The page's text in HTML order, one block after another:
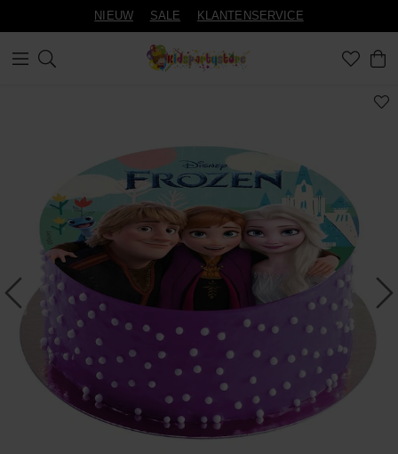
NIEUW SALE KLANTENSERVICE